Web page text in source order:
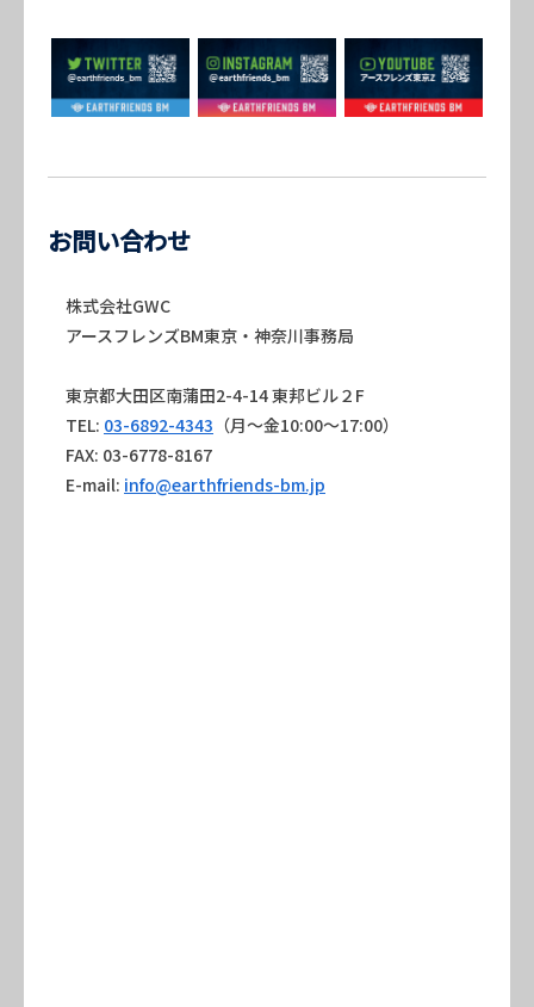
お問い合わせ
株式会社GWC
アースフレンズBM東京・神奈川事務局
東京都大田区南蒲田2-4-14 東邦ビル２F
TEL: 03-6892-4343 （月～金10:00～17:00）
FAX: 03-6778-8167
E-mail: info@earthfriends-bm.jp